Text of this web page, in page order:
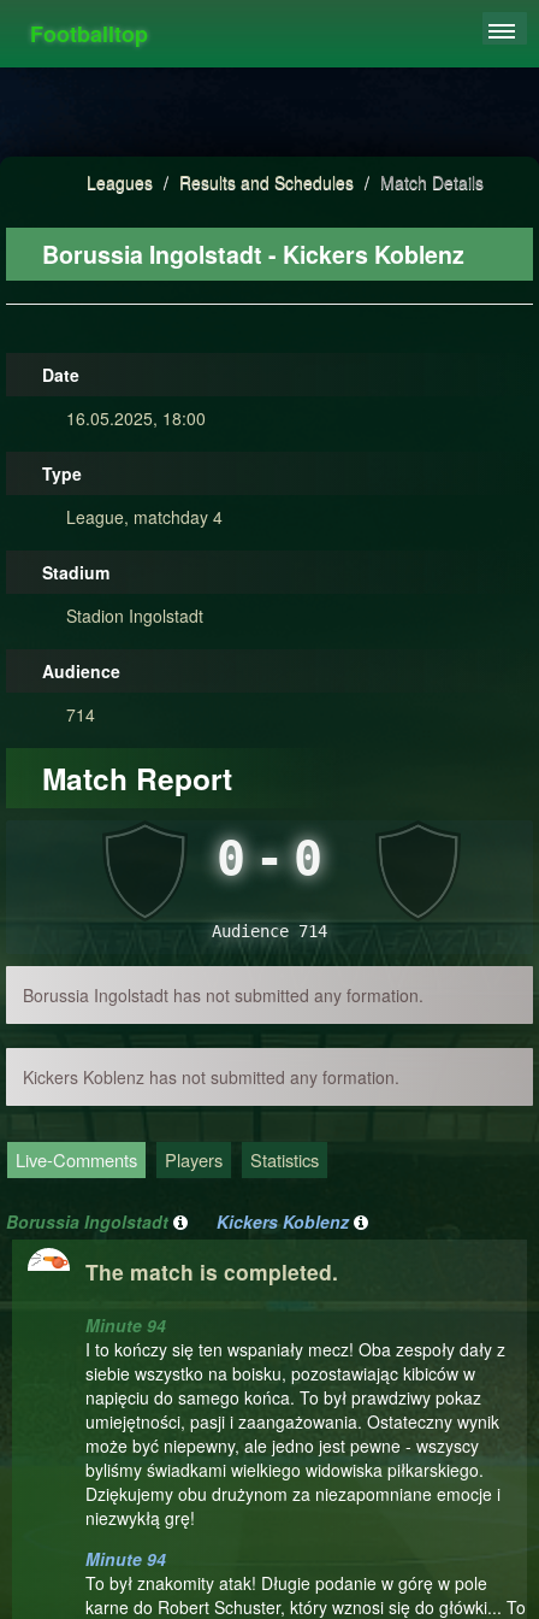
Footballtop
HIGHSCORE
Leagues / Results and Schedules / Match Details
Borussia Ingolstadt - Kickers Koblenz
Date
16.05.2025, 18:00
Type
League, matchday 4
Stadium
Stadion Ingolstadt
Audience
714
Match Report
0-0
Audience 714
Borussia Ingolstadt has not submitted any formation.
Kickers Koblenz has not submitted any formation.
Live-Comments Players Statistics
Borussia Ingolstadt Kickers Koblenz
The match is completed.
Minute 94
I to kończy się ten wspaniały mecz! Oba zespoły dały z
siebie wszystko na boisku, pozostawiając kibiców w
napięciu do samego końca. To był prawdziwy pokaz
umiejętności, pasji i zaangażowania. Ostateczny wynik
może być niepewny, ale jedno jest pewne - wszyscy
byliśmy świadkami wielkiego widowiska piłkarskiego.
Dziękujemy obu drużynom za niezapomniane emocje i
niezwykłą grę!
Minute 94
To był znakomity atak! Długie podanie w górę w pole
karne do Robert Schuster, który wznosi się do główki... To